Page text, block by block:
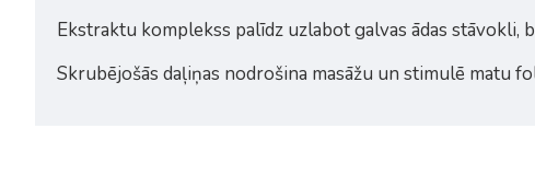
Ekstraktu komplekss palīdz uzlabot galvas ādas
Skrubējošās daļiņas nodrošina masāžu un stimulē matu